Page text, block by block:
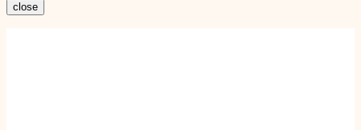
close